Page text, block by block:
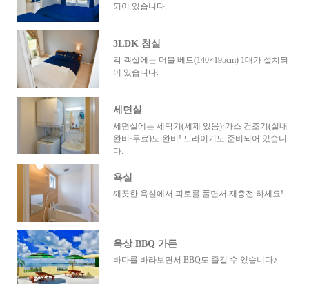
되어 있습니다.
3LDK 침실
각 객실에는 더블 베드(140×195cm) 1대가 설치되
어 있습니다.
세면실
세면실에는 세탁기(세제 있음)·가스 건조기(실내
완비·무료)도 완비! 드라이기도 준비되어 있습니
다.
욕실
깨끗한 욕실에서 피로를 풀면서 재충전 하세요!
옥상 BBQ 가든
바다를 바라보면서 BBQ도 즐길 수 있습니다♪